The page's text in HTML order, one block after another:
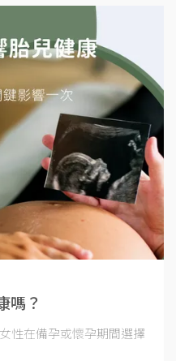
嗎？
性在備孕或懷孕期間選擇